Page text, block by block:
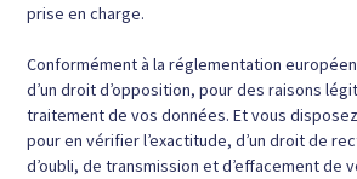
prise en charge.
Conformément à la réglementation
d’un droit d’opposition, pour des raisons
traitement de vos données. Et vous disposez
pour en vérifier l’exactitude, d’un droit de
d’oubli, de transmission et d’effacement de